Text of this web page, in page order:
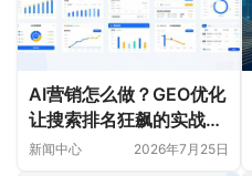
AI营销怎么做？GEO优化
让搜索排名狂飙的实战指
南
新闻中心 2026年7月25日